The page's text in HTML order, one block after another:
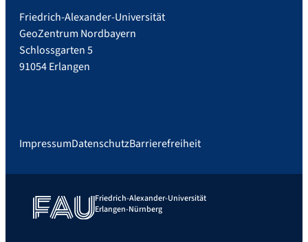
Friedrich-Alexander-Universität
GeoZentrum Nordbayern
Schlossgarten 5
91054 Erlangen
ImpressumDatenschutzBarrierefreiheit
Friedrich-Alexander-Universität
Erlangen-Nürnberg